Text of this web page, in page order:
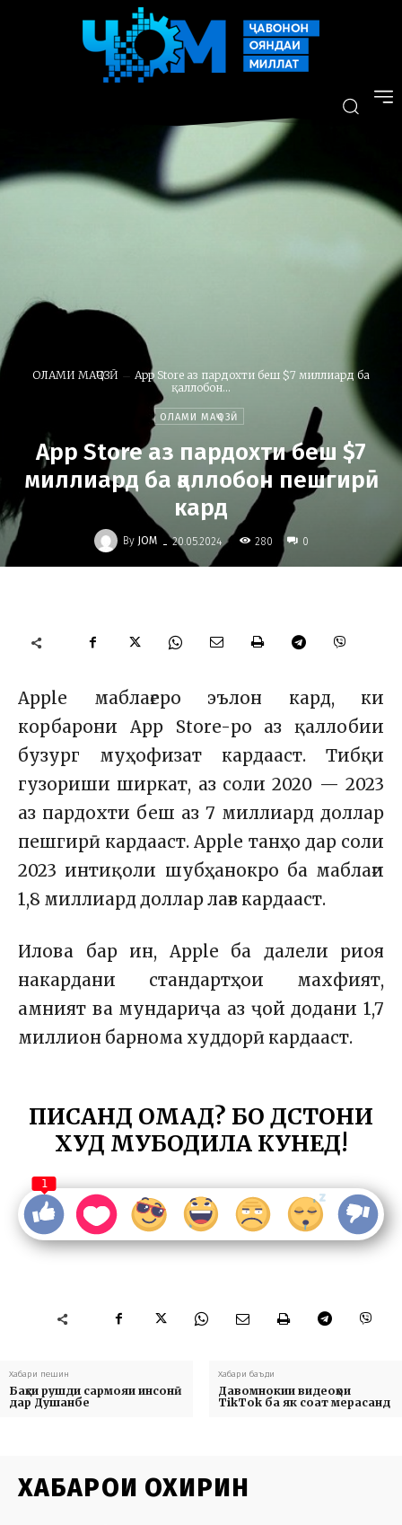
ОЛАМИ МАҶОЗӢ
App Store аз пардохти беш $7 миллиард ба
қаллобон...
ОЛАМИ МАҶОЗӢ
App Store аз пардохти беш $7
миллиард ба қаллобон пешгирӣ
кард
By JOM - 20.05.2024 280 0
Apple маблағеро эълон кард, ки
корбарони App Store-ро аз қаллобии
бузург муҳофизат кардааст. Тибқи
гузориши ширкат, аз соли 2020 — 2023
аз пардохти беш аз 7 миллиард доллар
пешгирӣ кардааст. Apple танҳо дар соли
2023 интиқоли шубҳанокро ба маблағи
1,8 миллиард доллар лағв кардааст.
Илова бар ин, Apple ба далели риоя
накардани стандартҳои махфият,
амният ва мундариҷа аз ҷой додани 1,7
миллион барнома худдорӣ кардааст.
ПИСАНД ОМАД? БО ДӮСТОНИ
ХУД МУБОДИЛА КУНЕД!
1
Хабари пешин
Баҳси рушди сармояи инсонӣ
дар Душанбе
Хабари баъди
Давомнокии видеоҳои
TikTok ба як соат мерасанд
ХАБАРҲОИ ОХИРИН